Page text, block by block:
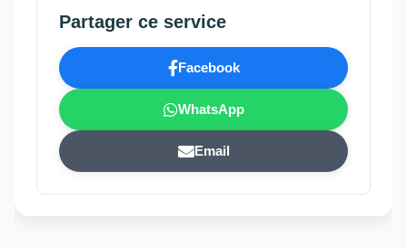
Partager ce service
Facebook
WhatsApp
Email